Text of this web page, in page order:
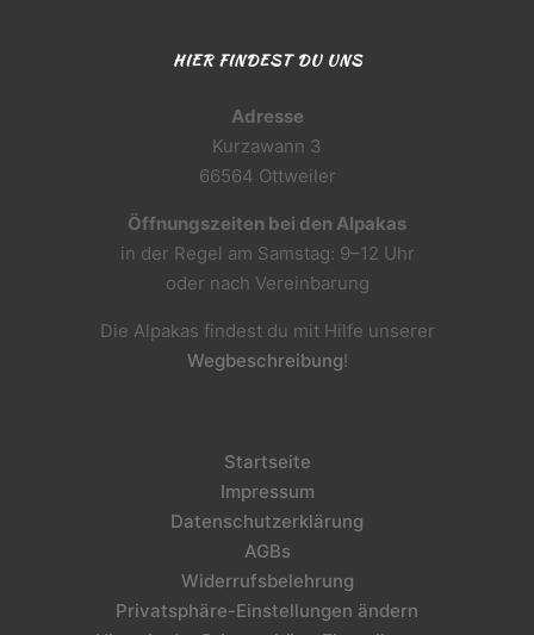
HIER FINDEST DU UNS
Adresse
Kurzawann 3
66564 Ottweiler
Öffnungszeiten bei den Alpakas
in der Regel am Samstag: 9–12 Uhr
oder nach Vereinbarung
Die Alpakas findest du mit Hilfe unserer
Wegbeschreibung!
Startseite
Impressum
Datenschutzerklärung
AGBs
Widerrufsbelehrung
Privatsphäre-Einstellungen ändern